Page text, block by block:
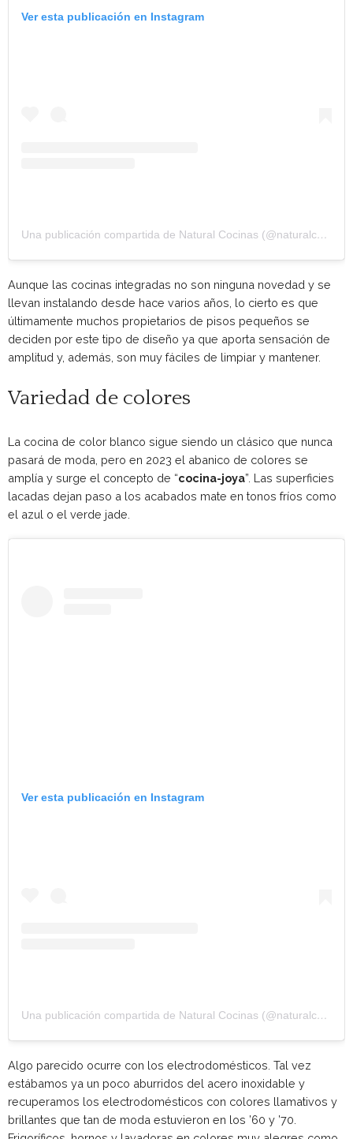
Ver esta publicación en Instagram
Una publicación compartida de Natural Cocinas (@naturalcocinas)
Aunque las cocinas integradas no son ninguna novedad y se
llevan instalando desde hace varios años, lo cierto es que
últimamente muchos propietarios de pisos pequeños se
deciden por este tipo de diseño ya que aporta sensación de
amplitud y, además, son muy fáciles de limpiar y mantener.
Variedad de colores
La cocina de color blanco sigue siendo un clásico que nunca
pasará de moda, pero en 2023 el abanico de colores se
amplía y surge el concepto de “cocina-joya”. Las superficies
lacadas dejan paso a los acabados mate en tonos fríos como
el azul o el verde jade.
Ver esta publicación en Instagram
Una publicación compartida de Natural Cocinas (@naturalcocinas)
Algo parecido ocurre con los electrodomésticos. Tal vez
estábamos ya un poco aburridos del acero inoxidable y
recuperamos los electrodomésticos con colores llamativos y
brillantes que tan de moda estuvieron en los ’60 y ’70.